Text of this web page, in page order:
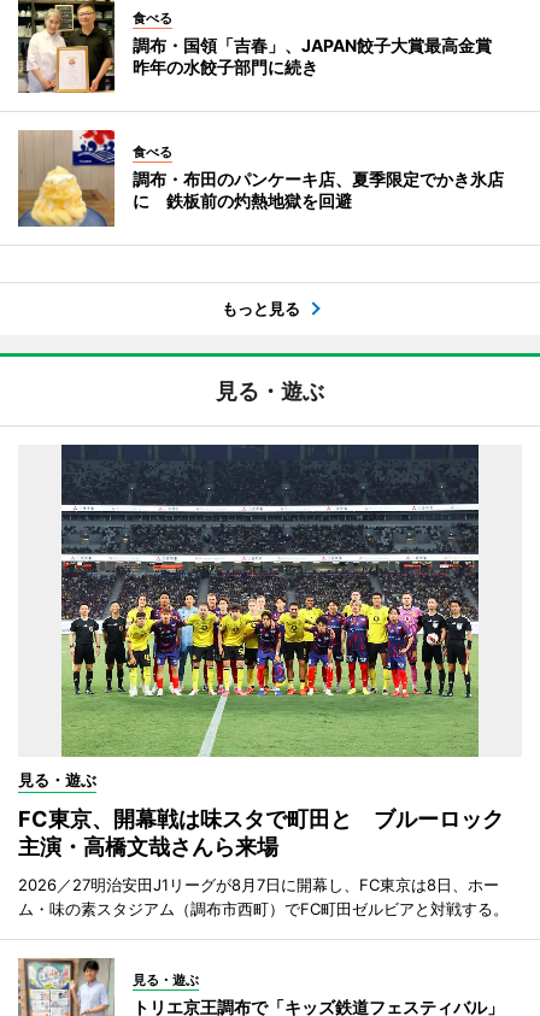
食べる
調布・国領「吉春」、JAPAN餃子大賞最高金賞
昨年の水餃子部門に続き
食べる
調布・布田のパンケーキ店、夏季限定でかき氷店
に 鉄板前の灼熱地獄を回避
もっと見る
見る・遊ぶ
見る・遊ぶ
FC東京、開幕戦は味スタで町田と ブルーロック
主演・高橋文哉さんら来場
2026／27明治安田J1リーグが8月7日に開幕し、FC東京は8日、ホー
ム・味の素スタジアム（調布市西町）でFC町田ゼルビアと対戦する。
見る・遊ぶ
トリエ京王調布で「キッズ鉄道フェスティバル」